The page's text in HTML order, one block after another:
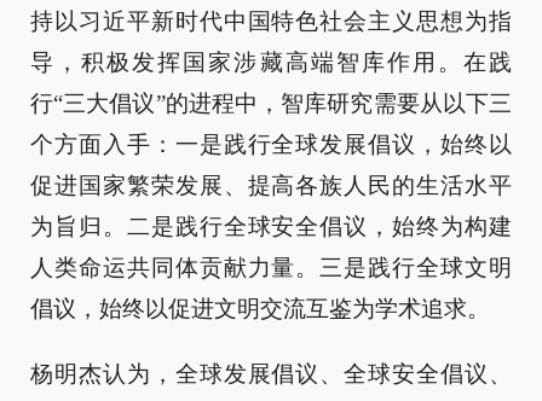
持以习近平新时代中国特色社会主义思想为指
导，积极发挥国家涉藏高端智库作用。在践
行“三大倡议”的进程中，智库研究需要从以下三
个方面入手：一是践行全球发展倡议，始终以
促进国家繁荣发展、提高各族人民的生活水平
为旨归。二是践行全球安全倡议，始终为构建
人类命运共同体贡献力量。三是践行全球文明
倡议，始终以促进文明交流互鉴为学术追求。
杨明杰认为，全球发展倡议、全球安全倡议、